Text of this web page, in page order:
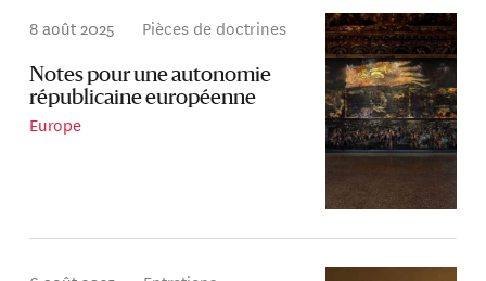
8 août 2025 Pièces de doctrines
Notes pour une autonomie
républicaine européenne
Europe